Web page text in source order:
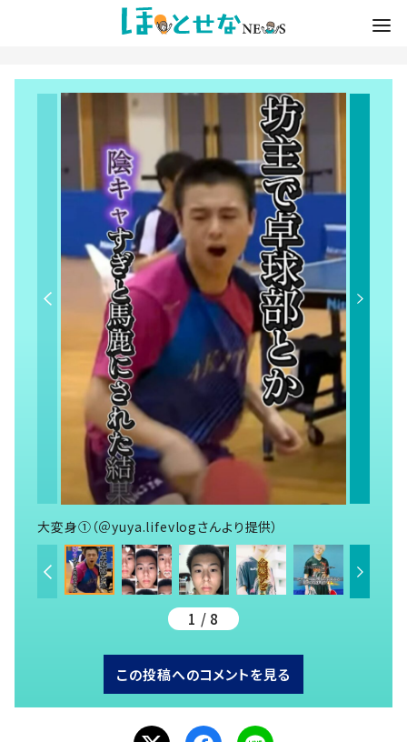
大変身①（＠yuya.lifevlogさんより提供）
1 / 8
この投稿へのコメントを見る